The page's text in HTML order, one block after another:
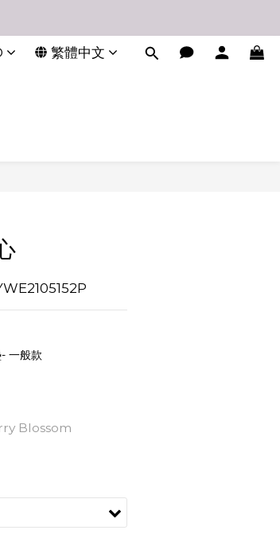
繁體中文
一般款
Blossom